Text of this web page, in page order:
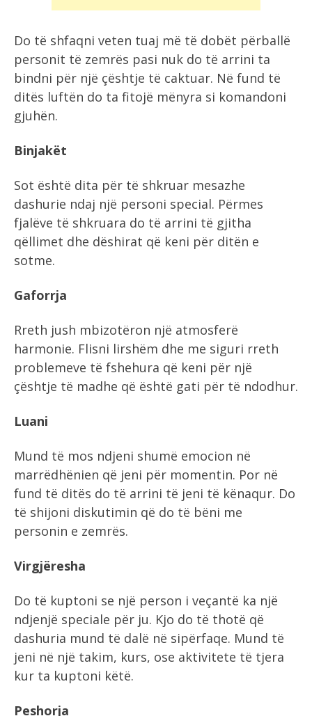
Do të shfaqni veten tuaj më të dobët përballë
personit të zemrës pasi nuk do të arrini ta
bindni për një çështje të caktuar. Në fund të
ditës luftën do ta fitojë mënyra si komandoni
gjuhën.
Binjakët
Sot është dita për të shkruar mesazhe
dashurie ndaj një personi special. Përmes
fjalëve të shkruara do të arrini të gjitha
qëllimet dhe dëshirat që keni për ditën e
sotme.
Gaforrja
Rreth jush mbizotëron një atmosferë
harmonie. Flisni lirshëm dhe me siguri rreth
problemeve të fshehura që keni për një
çështje të madhe që është gati për të ndodhur.
Luani
Mund të mos ndjeni shumë emocion në
marrëdhënien që jeni për momentin. Por në
fund të ditës do të arrini të jeni të kënaqur. Do
të shijoni diskutimin që do të bëni me
personin e zemrës.
Virgjëresha
Do të kuptoni se një person i veçantë ka një
ndjenjë speciale për ju. Kjo do të thotë që
dashuria mund të dalë në sipërfaqe. Mund të
jeni në një takim, kurs, ose aktivitete të tjera
kur ta kuptoni këtë.
Peshorja